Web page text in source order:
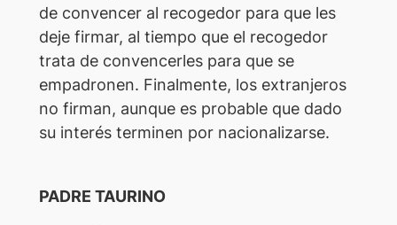
de convencer al recogedor para que les
deje firmar, al tiempo que el recogedor
trata de convencerles para que se
empadronen. Finalmente, los extranjeros
no firman, aunque es probable que dado
su interés terminen por nacionalizarse.
PADRE TAURINO